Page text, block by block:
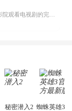
不少影视爱好者都在探寻天天影院观看电视剧的完整方法，结合最新平台使用规则，本篇新手入门攻略全面讲解观看渠道、检索流程、播放设置以及画面模式调整等实用内容。全文适配手机、电脑等主流设备，步骤简洁易懂，无论是初次使用的新手，还是想要优化观影体验的用户，都能参照内容快速上手，熟练掌握平台各项操作技巧，轻松畅享影视内容。...
秘密潜入2 蜘蛛英雄3官